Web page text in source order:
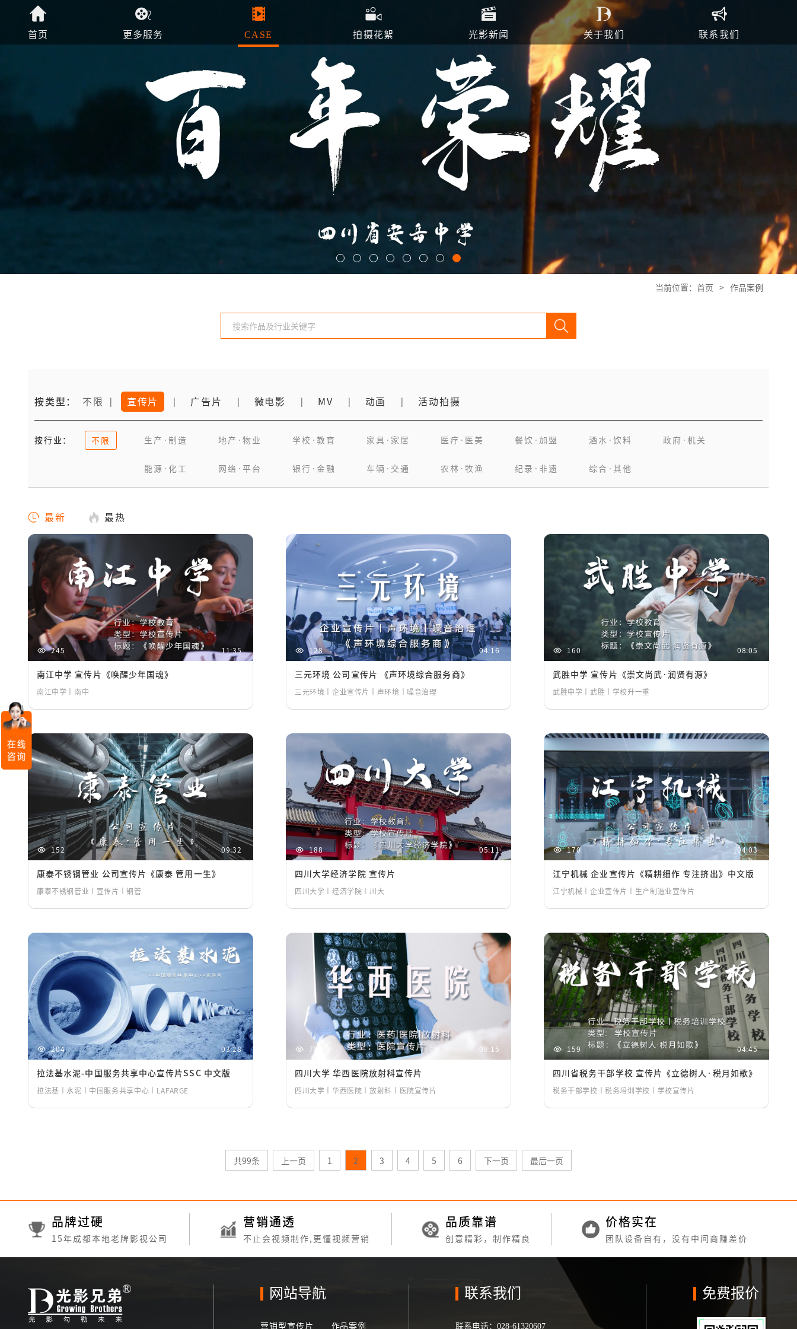
首页 更多服务 CASE 拍摄花絮 光影新闻 关于我们 联系我们
当前位置： 首页 > 作品案例
按类型： 不限 宣传片 广告片 微电影 MV 动画 活动拍摄
按行业： 不限 生产·制造 地产·物业 学校·教育 家具·家居 医疗·医美 餐饮·加盟 酒水·饮料 政府·机关
能源·化工 网络·平台 银行·金融 车辆·交通 农林·牧渔 纪录·非遗 综合·其他
最新 最热
245 11:35
南江中学 宣传片《唤醒少年国魂》
南江中学丨南中
128 04:16
三元环境 公司宣传片 《声环境综合服务商》
三元环境丨企业宣传片丨声环境丨噪音治理
160 08:05
武胜中学 宣传片《崇文尚武·润贤有源》
武胜中学丨武胜丨学校升一重
152 09:32
康泰不锈钢管业 公司宣传片《康泰 管用一生》
康泰不锈钢管业丨宣传片丨钢管
188 05:11
四川大学经济学院 宣传片
四川大学丨经济学院丨川大
170 04:03
江宁机械 企业宣传片《精耕细作 专注挤出》中文版
江宁机械丨企业宣传片丨生产制造业宣传片
204 03:28
拉法基水泥-中国服务共享中心宣传片SSC 中文版
拉法基丨水泥丨中国服务共享中心丨LAFARGE
787 08:15
四川大学 华西医院放射科宣传片
四川大学丨华西医院丨放射科丨医院宣传片
159 04:45
四川省税务干部学校 宣传片《立德树人·税月如歌》
税务干部学校丨税务培训学校丨学校宣传片
共99条 上一页 1 2 3 4 5 6 下一页 最后一页
品牌过硬
15年成都本地老牌影视公司
营销通透
不止会视频制作,更懂视频营销
品质靠谱
创意精彩，制作精良
价格实在
团队设备自有，没有中间商赚差价
网站导航
营销型宣传片 作品案例
联系我们
联系电话：028-61320607
免费报价